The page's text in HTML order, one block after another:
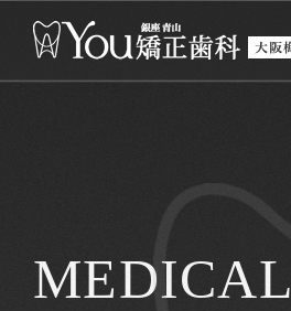
MEDICAL